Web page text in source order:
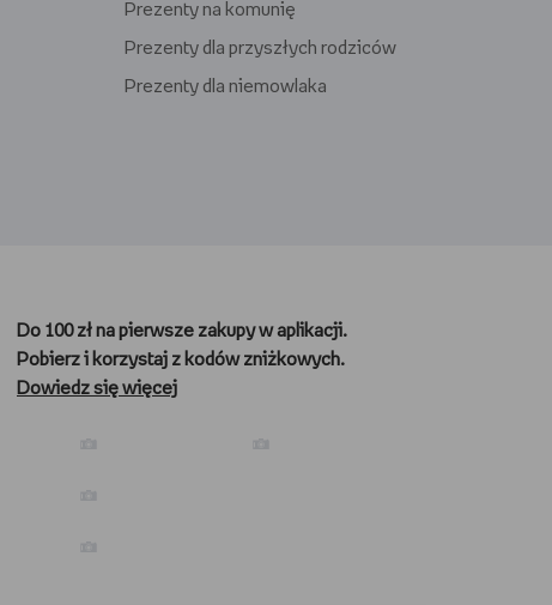
Prezenty na komunię
Prezenty dla przyszłych rodziców
Prezenty dla niemowlaka
Prezenty dla kibica
Prezenty dla biegacza
Do 100 zł na pierwsze zakupy w aplikacji.
Pobierz i korzystaj z kodów zniżkowych.
Dowiedz się więcej